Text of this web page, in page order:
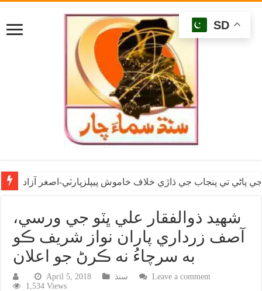
پاڻي تي پنجاب جي ڌاڙي خلاف خاموش پيپلزپارٽي-اصغر آزاد
شهيد ذوالفقار علي ڀٽو جي ورسي،
آصف زرداري پاران نواز شريف ڪو
به سرچاءُ نه ڪرڻ جو اعلان
April 5, 2018 سنڌ
Leave a comment
1,534 Views
SD